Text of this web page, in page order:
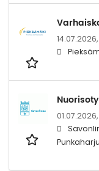
14.07.2026,
01.07.2026,
Punkaharju